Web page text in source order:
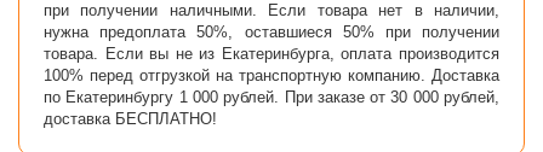
при получении наличными. Если товара нет в наличии,
нужна предоплата 50%, оставшиеся 50% при получении
товара. Если вы не из Екатеринбурга, оплата производится
100% перед отгрузкой на транспортную компанию. Доставка
по Екатеринбургу 1 000 рублей. При заказе от 30 000 рублей,
доставка БЕСПЛАТНО!